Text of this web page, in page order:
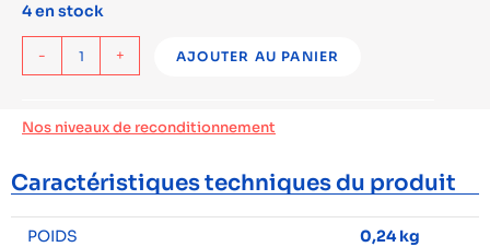
4 en stock
- + AJOUTER AU PANIER
Nos niveaux de reconditionnement
Caractéristiques techniques du produit
POIDS
0,24 kg